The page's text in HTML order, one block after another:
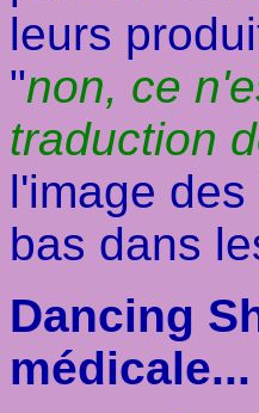
leurs
"non, ce
traduction
l'image
bas dans
Dancing
médicale...